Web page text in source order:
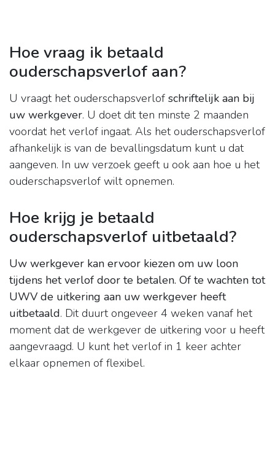
Hoe vraag ik betaald
ouderschapsverlof aan?
U vraagt het ouderschapsverlof schriftelijk aan bij
uw werkgever. U doet dit ten minste 2 maanden
voordat het verlof ingaat. Als het ouderschapsverlof
afhankelijk is van de bevallingsdatum kunt u dat
aangeven. In uw verzoek geeft u ook aan hoe u het
ouderschapsverlof wilt opnemen.
Hoe krijg je betaald
ouderschapsverlof uitbetaald?
Uw werkgever kan ervoor kiezen om uw loon
tijdens het verlof door te betalen. Of te wachten tot
UWV de uitkering aan uw werkgever heeft
uitbetaald. Dit duurt ongeveer 4 weken vanaf het
moment dat de werkgever de uitkering voor u heeft
aangevraagd. U kunt het verlof in 1 keer achter
elkaar opnemen of flexibel.